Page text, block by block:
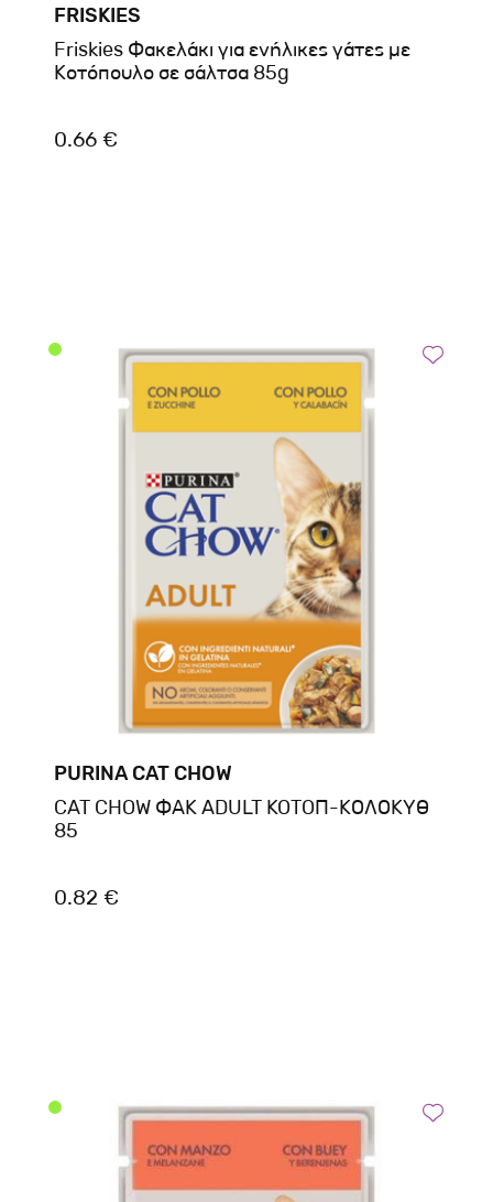
FRISKIES
Friskies Φακελάκι για ενήλικες γάτες με
Κοτόπουλο σε σάλτσα 85g
0.66 €
PURINA CAT CHOW
CAT CHOW ΦΑΚ ADULT KOTOΠ-ΚΟΛΟΚΥΘ
85
0.82 €